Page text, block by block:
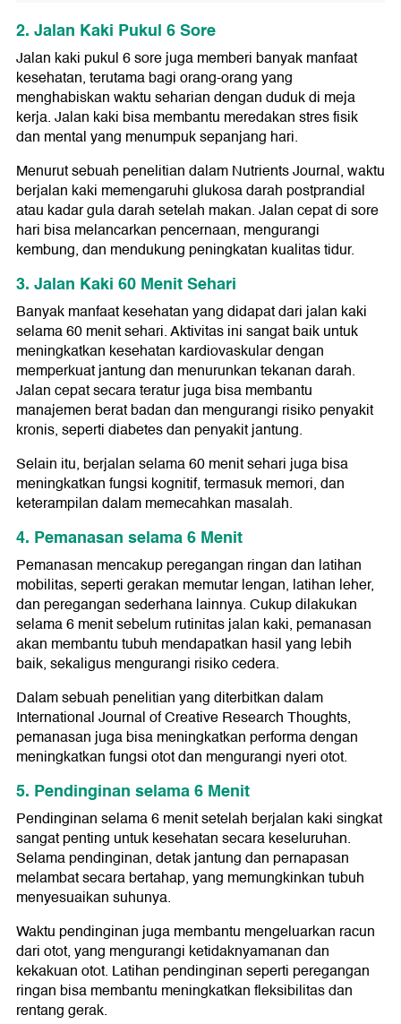
2. Jalan Kaki Pukul 6 Sore
Jalan kaki pukul 6 sore juga memberi banyak manfaat
kesehatan, terutama bagi orang-orang yang
menghabiskan waktu seharian dengan duduk di meja
kerja. Jalan kaki bisa membantu meredakan stres fisik
dan mental yang menumpuk sepanjang hari.
Menurut sebuah penelitian dalam Nutrients Journal, waktu
berjalan kaki memengaruhi glukosa darah postprandial
atau kadar gula darah setelah makan. Jalan cepat di sore
hari bisa melancarkan pencernaan, mengurangi
kembung, dan mendukung peningkatan kualitas tidur.
3. Jalan Kaki 60 Menit Sehari
Banyak manfaat kesehatan yang didapat dari jalan kaki
selama 60 menit sehari. Aktivitas ini sangat baik untuk
meningkatkan kesehatan kardiovaskular dengan
memperkuat jantung dan menurunkan tekanan darah.
Jalan cepat secara teratur juga bisa membantu
manajemen berat badan dan mengurangi risiko penyakit
kronis, seperti diabetes dan penyakit jantung.
Selain itu, berjalan selama 60 menit sehari juga bisa
meningkatkan fungsi kognitif, termasuk memori, dan
keterampilan dalam memecahkan masalah.
4. Pemanasan selama 6 Menit
Pemanasan mencakup peregangan ringan dan latihan
mobilitas, seperti gerakan memutar lengan, latihan leher,
dan peregangan sederhana lainnya. Cukup dilakukan
selama 6 menit sebelum rutinitas jalan kaki, pemanasan
akan membantu tubuh mendapatkan hasil yang lebih
baik, sekaligus mengurangi risiko cedera.
Dalam sebuah penelitian yang diterbitkan dalam
International Journal of Creative Research Thoughts,
pemanasan juga bisa meningkatkan performa dengan
meningkatkan fungsi otot dan mengurangi nyeri otot.
5. Pendinginan selama 6 Menit
Pendinginan selama 6 menit setelah berjalan kaki singkat
sangat penting untuk kesehatan secara keseluruhan.
Selama pendinginan, detak jantung dan pernapasan
melambat secara bertahap, yang memungkinkan tubuh
menyesuaikan suhunya.
Waktu pendinginan juga membantu mengeluarkan racun
dari otot, yang mengurangi ketidaknyamanan dan
kekakuan otot. Latihan pendinginan seperti peregangan
ringan bisa membantu meningkatkan fleksibilitas dan
rentang gerak.